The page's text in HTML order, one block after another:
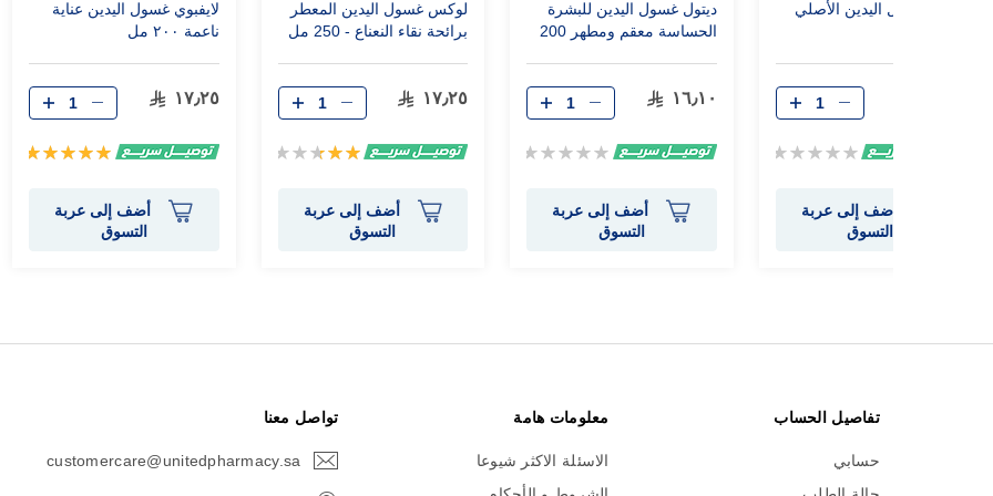
ديتول غسول اليدين الأصلي
Rating:
أضف إلى عربة
التسوق
ديتول غسول اليدين للبشرة
الحساسة معقم ومطهر 200
١٦٫١٠
Rating:
أضف إلى عربة
التسوق
لوكس غسول اليدين المعطر
برائحة نقاء النعناع - 250 مل
١٧٫٢٥
تقييم:
أضف إلى عربة
التسوق
لايفبوي غسول اليدين عناية
ناعمة ٢٠٠ مل
١٧٫٢٥
تقييم:
أضف إلى عربة
التسوق
تفاصيل الحساب
حسابي
معلومات هامة
الاسئلة الاكثر شيوعا
تواصل معنا
customercare@unitedpharmacy.sa